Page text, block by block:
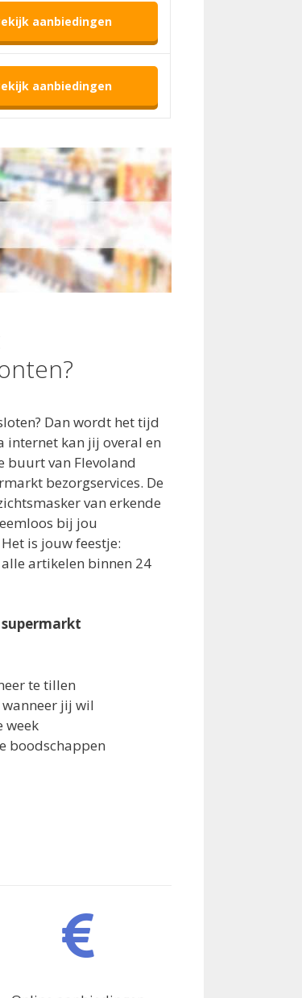
aanbiedingen
aanbiedingen
Dan wordt het tijd
internet kan jij overal en
buurt van Flevoland
bezorgservices. De
van erkende
bij jou
is jouw feestje:
artikelen binnen 24
te tillen
jij wil
week
boodschappen